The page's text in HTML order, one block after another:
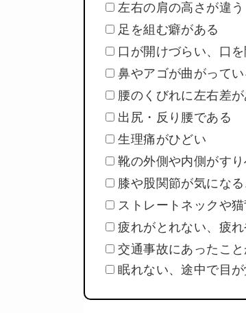
左右の肩の高さが違う
足を組む癖がある
口が開けづらい、口
鼻やアゴが曲がってい
腰のくびれに左右差が
出尻・反り腰である
生理痛がひどい
靴の外側や内側がす
膝や股関節が気にな
ストレートネックや
疲れがとれない、疲
交通事故にあったこと
眠れない、途中で目